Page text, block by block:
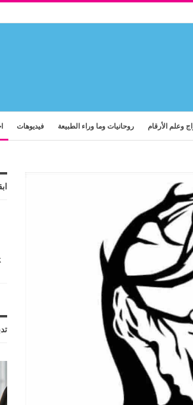
وعلم الأرقام روحانيات وما وراء الطبيعة فيديوهات